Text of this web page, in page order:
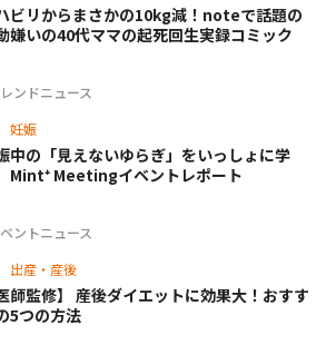
ンドニュース
ビリからまさかの10kg減！noteで話題の
嫌いの40代ママの起死回生実録コミック
妊娠
ントニュース
中の「見えないゆらぎ」をいっしょに学
Mint⁺ Meetingイベントレポート
出産・産後
医師監修】 産後ダイエットに効果大！おすす
5つの方法